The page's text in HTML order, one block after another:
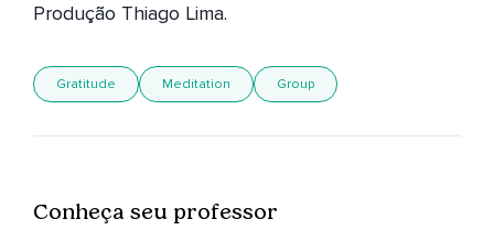
Produção Thiago Lima.
Gratitude Meditation Group
Conheça seu professor